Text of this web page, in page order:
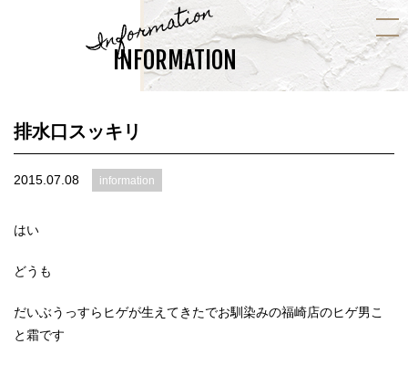
Information
INFORMATION
排水口スッキリ
2015.07.08 information
はい
どうも
だいぶうっすらヒゲが生えてきたでお馴染みの福崎店のヒゲ男こ
と霜です